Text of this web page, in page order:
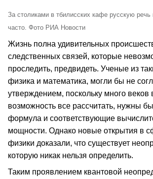
За столиками в тбилисских кафе русскую
часто. Фото РИА Новости
Жизнь полна удивительных
следственных связей, которые
проследить, предвидеть. Ученые из
физика и математика, могли бы не
утверждением, поскольку много веков
возможность все рассчитать, нужны
формула и соответствующие
мощности. Однако новые открытия в
физики доказали, что существует
которую никак нельзя определить.
Таким проявлением квантовой